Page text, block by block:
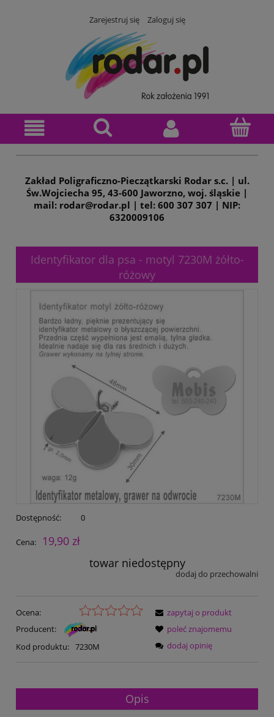
Zarejestruj się Zaloguj się
Zakład Poligraficzno-Pieczątkarski Rodar s.c. | ul.
Św.Wojciecha 95, 43-600 Jaworzno, woj. śląskie |
mail: rodar@rodar.pl | tel: 600 307 307 | NIP:
6320009106
Identyfikator dla psa - motyl 7230M żółto-
różowy
Dostępność: 0
Cena:
19,90 zł
towar niedostępny
dodaj do przechowalni
Ocena:
Producent:
Kod produktu: 7230M
zapytaj o produkt
poleć znajomemu
dodaj opinię
Opis